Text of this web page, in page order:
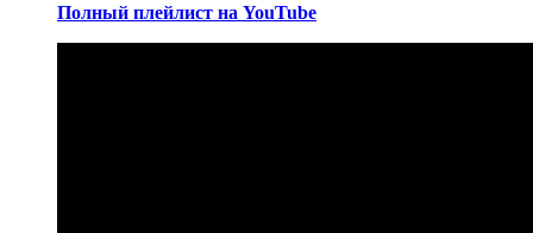
Полный плейлист на YouTube